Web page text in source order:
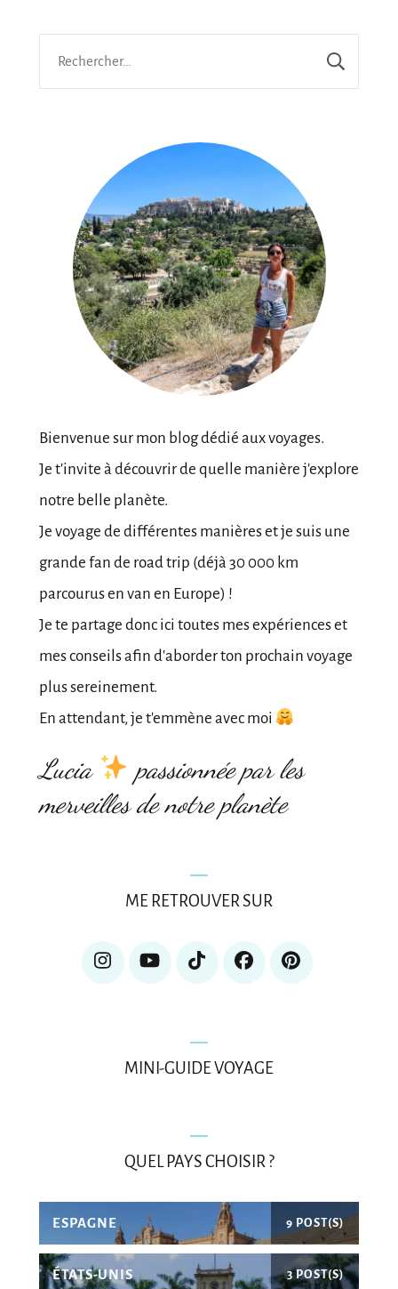
Bienvenue sur mon blog dédié aux voyages.
Je t'invite à découvrir de quelle manière j'explore
notre belle planète.
Je voyage de différentes manières et je suis une
grande fan de road trip (déjà 30 000 km
parcourus en van en Europe) !
Je te partage donc ici toutes mes expériences et
mes conseils afin d'aborder ton prochain voyage
plus sereinement.
En attendant, je t'emmène avec moi
Lucia
passionnée par les
merveilles de notre planète
ME RETROUVER SUR
MINI-GUIDE VOYAGE
QUEL PAYS CHOISIR ?
ESPAGNE 9 POST(S)
ÉTATS-UNIS 3 POST(S)